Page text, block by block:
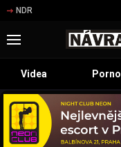
NDR
Videa Porno